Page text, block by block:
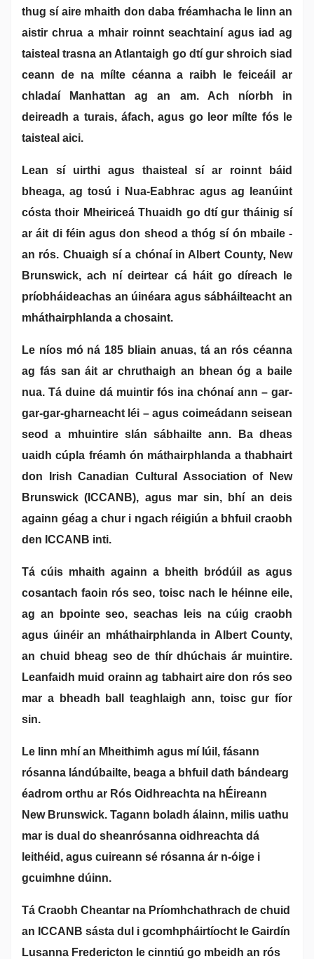
thug sí aire mhaith don daba fréamhacha le linn an
aistir chrua a mhair roinnt seachtainí agus iad ag
taisteal trasna an Atlantaigh go dtí gur shroich siad
ceann de na mílte céanna a raibh le feiceáil ar
chladaí Manhattan ag an am. Ach níorbh in
deireadh a turais, áfach, agus go leor mílte fós le
taisteal aici.
Lean sí uirthi agus thaisteal sí ar roinnt báid
bheaga, ag tosú i Nua-Eabhrac agus ag leanúint
cósta thoir Mheiriceá Thuaidh go dtí gur tháinig sí
ar áit di féin agus don sheod a thóg sí ón mbaile -
an rós. Chuaigh sí a chónaí in Albert County, New
Brunswick, ach ní deirtear cá háit go díreach le
príobháideachas an úinéara agus sábháilteacht an
mháthairphlanda a chosaint.
Le níos mó ná 185 bliain anuas, tá an rós céanna
ag fás san áit ar chruthaigh an bhean óg a baile
nua. Tá duine dá muintir fós ina chónaí ann – gar-
gar-gar-gharneacht léi – agus coimeádann seisean
seod a mhuintire slán sábhailte ann. Ba dheas
uaidh cúpla fréamh ón máthairphlanda a thabhairt
don Irish Canadian Cultural Association of New
Brunswick (ICCANB), agus mar sin, bhí an deis
againn géag a chur i ngach réigiún a bhfuil craobh
den ICCANB inti.
Tá cúis mhaith againn a bheith bródúil as agus
cosantach faoin rós seo, toisc nach le héinne eile,
ag an bpointe seo, seachas leis na cúig craobh
agus úinéir an mháthairphlanda in Albert County,
an chuid bheag seo de thír dhúchais ár muintire.
Leanfaidh muid orainn ag tabhairt aire don rós seo
mar a bheadh ball teaghlaigh ann, toisc gur fíor
sin.
Le linn mhí an Mheithimh agus mí Iúil, fásann
rósanna lándúbailte, beaga a bhfuil dath bándearg
éadrom orthu ar Rós Oidhreachta na hÉireann
New Brunswick. Tagann boladh álainn, milis uathu
mar is dual do sheanrósanna oidhreachta dá
leithéid, agus cuireann sé rósanna ár n-óige i
gcuimhne dúinn.
Tá Craobh Cheantar na Príomhchathrach de chuid
an ICCANB sásta dul i gcomhpháirtíocht le Gairdín
Lusanna Fredericton le cinntiú go mbeidh an rós